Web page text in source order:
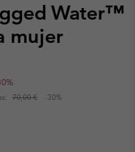
Water™
mujer
70,00 € -30%